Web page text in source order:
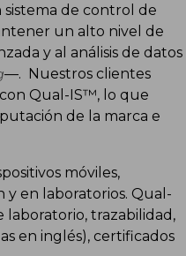
de control de
un alto nivel de
y al análisis de datos
—. Nuestros clientes
Qual-IS™, lo que
de la marca e
móviles,
en laboratorios. Qual-
laboratorio, trazabilidad,
en inglés), certificados